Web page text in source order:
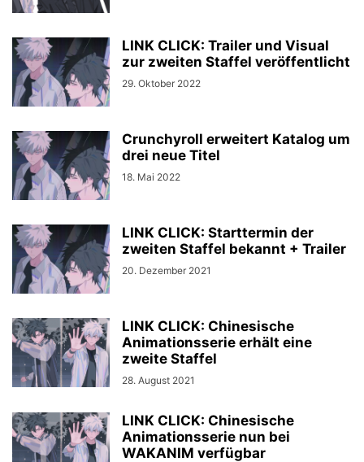
LINK CLICK: Trailer und Visual
zur zweiten Staffel veröffentlicht
29. Oktober 2022
Crunchyroll erweitert Katalog um
drei neue Titel
18. Mai 2022
LINK CLICK: Starttermin der
zweiten Staffel bekannt + Trailer
20. Dezember 2021
LINK CLICK: Chinesische
Animationsserie erhält eine
zweite Staffel
28. August 2021
LINK CLICK: Chinesische
Animationsserie nun bei
WAKANIM verfügbar